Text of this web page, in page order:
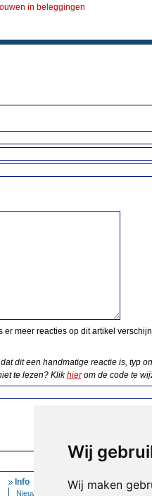
Wij
Wij maken
in beleggingen
er meer reacties op dit artikel
dit een handmatige reactie is, typ
te lezen? Klikhierom de code te
Info
Nieuwsbrief
Mijn
Inloggen